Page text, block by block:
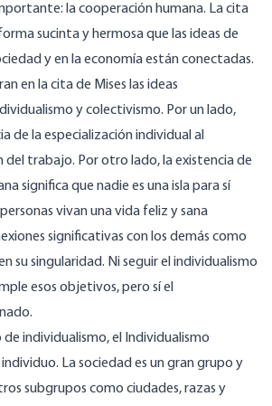
la cooperación humana. La cita
sucinta y hermosa que las ideas de
y en la economía están conectadas.
en la cita de Mises las ideas
y colectivismo. Por un lado,
de la especialización individual al
del trabajo. Por otro lado, la existencia de
significa que nadie es una isla para sí
vivan una vida feliz y sana
significativas con los demás como
su singularidad. Ni seguir el individualismo
esos objetivos, pero sí el
individualismo, el Individualismo
La sociedad es un gran grupo y
subgrupos como ciudades, razas y